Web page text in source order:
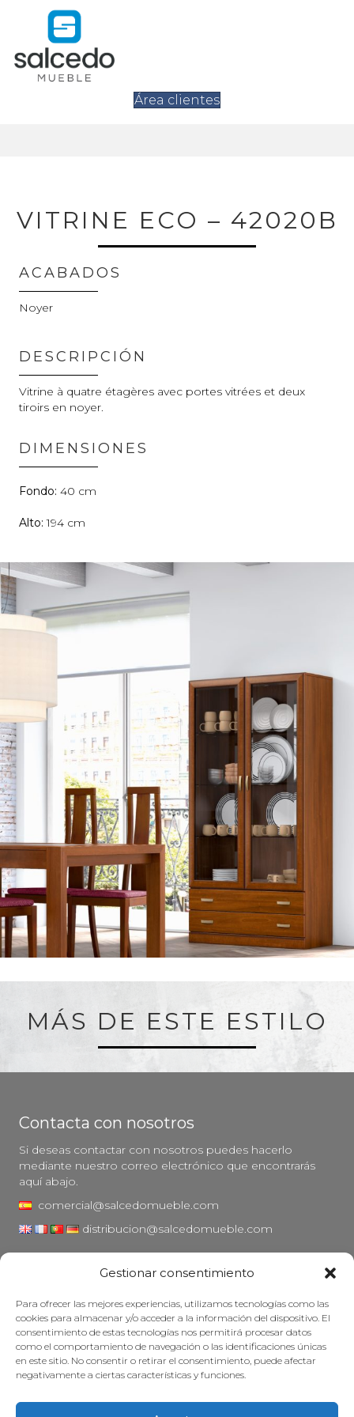
Gestionar consentimiento
Para ofrecer las mejores experiencias, utilizamos tecnologías como las
cookies para almacenar y/o acceder a la información del dispositivo. El
consentimiento de estas tecnologías nos permitirá procesar datos
como el comportamiento de navegación o las identificaciones únicas
en este sitio. No consentir o retirar el consentimiento, puede afectar
negativamente a ciertas características y funciones.
Área clientes
VITRINE ECO – 42020B
ACABADOS
Noyer
DESCRIPCIÓN
Vitrine à quatre étagères avec portes vitrées et deux
tiroirs en noyer.
DIMENSIONES
40
194
MÁS DE ESTE ESTILO
Contacta con nosotros
Si deseas contactar con nosotros puedes hacerlo
mediante nuestro correo electrónico que encontrarás
aquí abajo.
comercial@salcedomueble.com
distribucion@salcedomueble.com
Aviso legal
Política de privacidad
Política de cookies
Mantener su mueble
Subvenciones